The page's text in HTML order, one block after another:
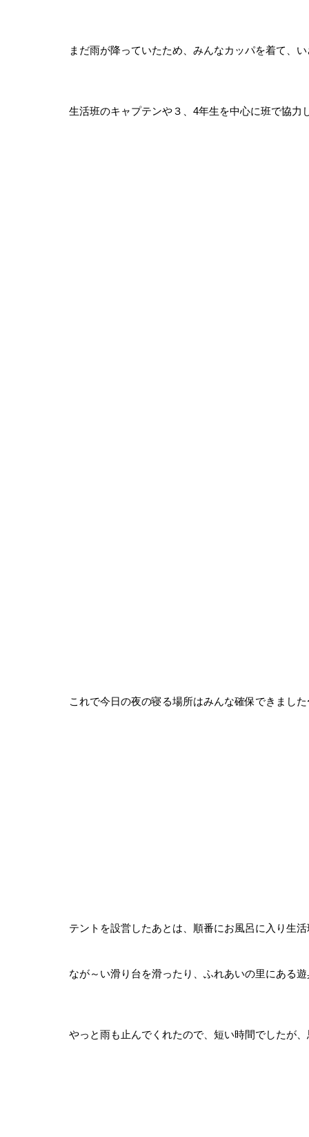
まだ雨が降っていたため、みんなカッパを着て、
生活班のキャプテンや３、4年生を中心に班で協
これで今日の夜の寝る場所はみんな確保できまし
テントを設営したあとは、順番にお風呂に入り生
なが～い滑り台を滑ったり、ふれあいの里にある
やっと雨も止んでくれたので、短い時間でしたが